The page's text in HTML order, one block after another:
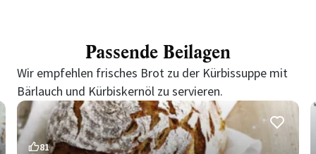
Passende Beilagen
Wir empfehlen frisches Brot zu der Kürbissuppe mit
Bärlauch und Kürbiskernöl zu servieren.
81